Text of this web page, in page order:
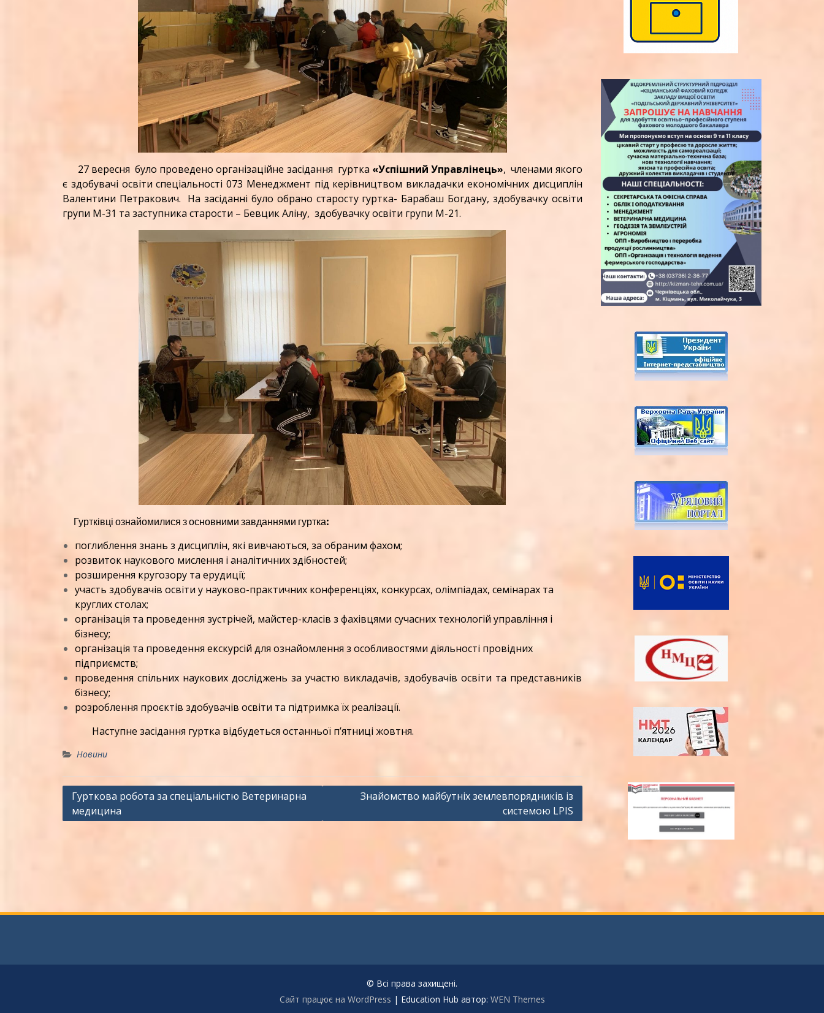
27 вересня було проведено організаційне засідання гуртка «Успішний Управлінець», членами якого
є здобувачі освіти спеціальності 073 Менеджмент під керівництвом викладачки економічних дисциплін
Валентини Петракович. На засіданні було обрано старосту гуртка- Барабаш Богдану, здобувачку освіти
групи М-31 та заступника старости – Бевцик Аліну, здобувачку освіти групи М-21.
Гуртківці ознайомилися з основними завданнями гуртка:
поглиблення знань з дисциплін, які вивчаються, за обраним фахом;
розвиток наукового мислення і аналітичних здібностей;
розширення кругозору та ерудиції;
участь здобувачів освіти у науково-практичних конференціях, конкурсах, олімпіадах, семінарах та
круглих столах;
організація та проведення зустрічей, майстер-класів з фахівцями сучасних технологій управління і
бізнесу;
організація та проведення екскурсій для ознайомлення з особливостями діяльності провідних
підприємств;
проведення спільних наукових досліджень за участю викладачів, здобувачів освіти та представників
бізнесу;
розроблення проєктів здобувачів освіти та підтримка їх реалізації.
Наступне засідання гуртка відбудеться останньої п’ятниці жовтня.
Новини
Навігація
записів
Гурткова робота за спеціальністю Ветеринарна
медицина
Знайомство майбутніх землевпорядників із
системою LPIS
© Всі права захищені.
Сайт працює на WordPress | Education Hub автор: WEN Themes